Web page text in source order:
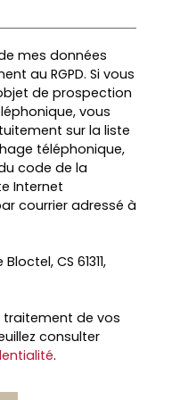
mes données
au RGPD. Si vous
de prospection
vous
sur la liste
téléphonique,
code de la
Internet
courrier adressé à
CS 61311,
traitement de vos
consulter
.